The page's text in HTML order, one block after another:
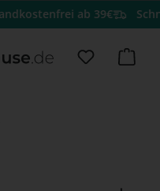
ab 39€
Du hast